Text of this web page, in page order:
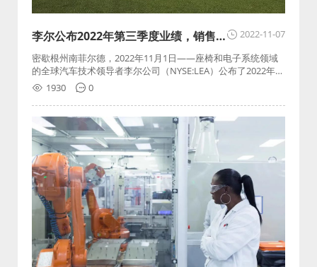
2022-11-07
李尔公布2022年第三季度业绩，销售
额同比增长23%
密歇根州南菲尔德，2022年11月1日——座椅和电子系统领域
的全球汽车技术领导者李尔公司（NYSE:LEA）公布了2022年第
三季度的业绩。
1930 0